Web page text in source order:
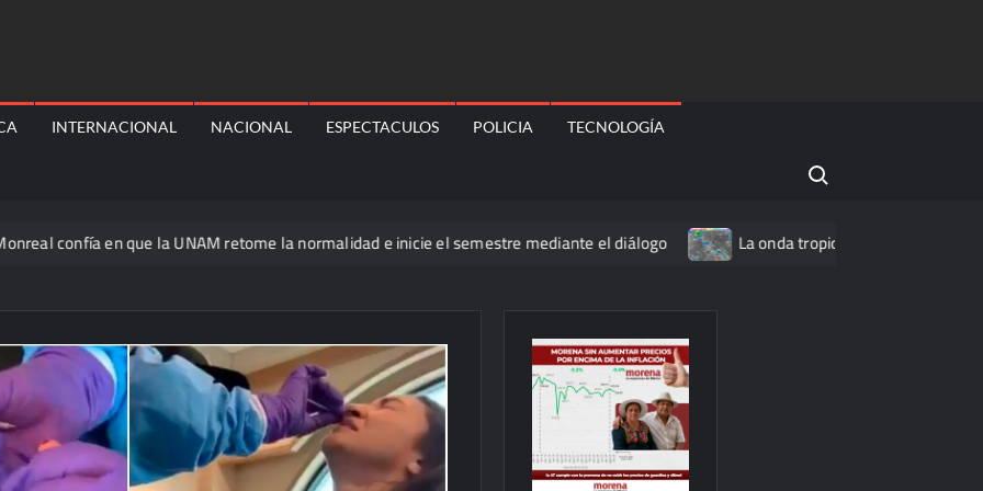
INTERNACIONAL NACIONAL ESPECTACULOS POLICIA TECNOLOGÍA
Search for:
en que la UNAM retome la normalidad e inicie el semestre mediante el diálogo La onda tropical número 25 se desplazará